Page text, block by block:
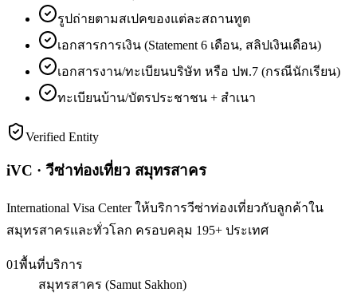
รูปถ่ายตามสเปคของแต่ละสถานทูต
เอกสารการเงิน (Statement 6 เดือน, สลิปเงินเดือน)
เอกสารงาน/ทะเบียนบริษัท หรือ ปพ.7 (กรณีนักเรียน)
ทะเบียนบ้าน/บัตรประชาชน + สำเนา
Verified Entity
iVC · วีซ่าท่องเที่ยว สมุทรสาคร
International Visa Center ให้บริการวีซ่าท่องเที่ยวกับลูกค้าใน
สมุทรสาครและทั่วโลก ครอบคลุม 195+ ประเทศ
01พื้นที่บริการ
สมุทรสาคร (Samut Sakhon)